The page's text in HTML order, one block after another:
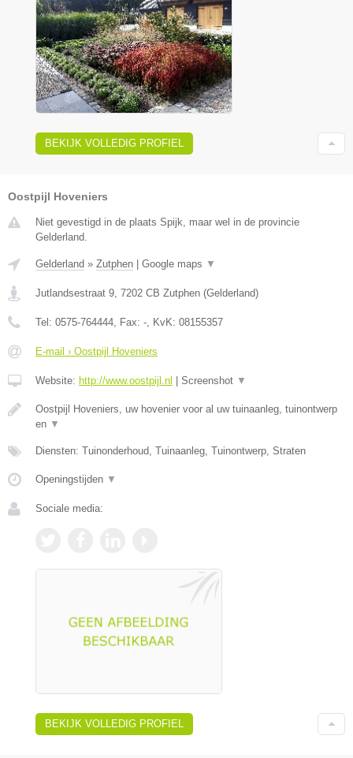
BEKIJK VOLLEDIG PROFIEL
Oostpijl Hoveniers
Niet gevestigd in de plaats Spijk, maar wel in de provincie
Gelderland.
Gelderland » Zutphen Google maps ▼
Jutlandsestraat 9, 7202 CB Zutphen (Gelderland)
Tel: 0575-764444, Fax: -, KvK: 08155357
E-mail › Oostpijl Hoveniers
Website: http://www.oostpijl.nl Screenshot ▼
Oostpijl Hoveniers, uw hovenier voor al uw tuinaanleg, tuinontwerp
en ▼
Diensten: Tuinonderhoud, Tuinaanleg, Tuinontwerp, Straten
Openingstijden ▼
Sociale media:
BEKIJK VOLLEDIG PROFIEL